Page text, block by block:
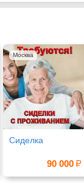
Сиделка
90 000
Москва